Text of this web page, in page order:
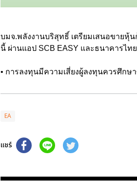
บมจ.พลังงานบริสุทธิ์ เตรียมเสนอขายหุ้
นี้ ผ่านแอป SCB EASY และธนาคารไ
• การลงทุนมีความเสี่ยงผู้ลงทุนควรศึก
EA
แชร์